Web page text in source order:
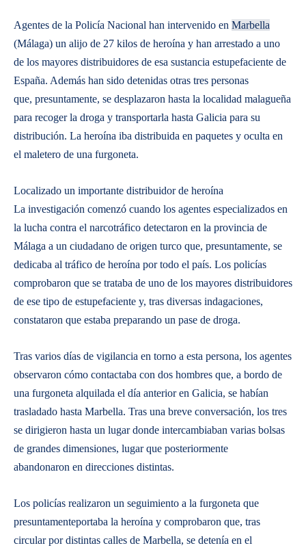
Agentes de la Policía Nacional han intervenido en Marbella
(Málaga) un alijo de 27 kilos de heroína y han arrestado a uno
de los mayores distribuidores de esa sustancia estupefaciente de
España. Además han sido detenidas otras tres personas
que, presuntamente, se desplazaron hasta la localidad malagueña
para recoger la droga y transportarla hasta Galicia para su
distribución. La heroína iba distribuida en paquetes y oculta en
el maletero de una furgoneta.
Localizado un importante distribuidor de heroína
La investigación comenzó cuando los agentes especializados en
la lucha contra el narcotráfico detectaron en la provincia de
Málaga a un ciudadano de origen turco que, presuntamente, se
dedicaba al tráfico de heroína por todo el país. Los policías
comprobaron que se trataba de uno de los mayores distribuidores
de ese tipo de estupefaciente y, tras diversas indagaciones,
constataron que estaba preparando un pase de droga.
Tras varios días de vigilancia en torno a esta persona, los agentes
observaron cómo contactaba con dos hombres que, a bordo de
una furgoneta alquilada el día anterior en Galicia, se habían
trasladado hasta Marbella. Tras una breve conversación, los tres
se dirigieron hasta un lugar donde intercambiaban varias bolsas
de grandes dimensiones, lugar que posteriormente
abandonaron en direcciones distintas.
Los policías realizaron un seguimiento a la furgoneta que
presuntamenteportaba la heroína y comprobaron que, tras
circular por distintas calles de Marbella, se detenía en el